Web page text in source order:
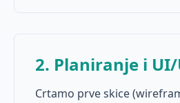
2. Planiranje i
Crtamo prve skice